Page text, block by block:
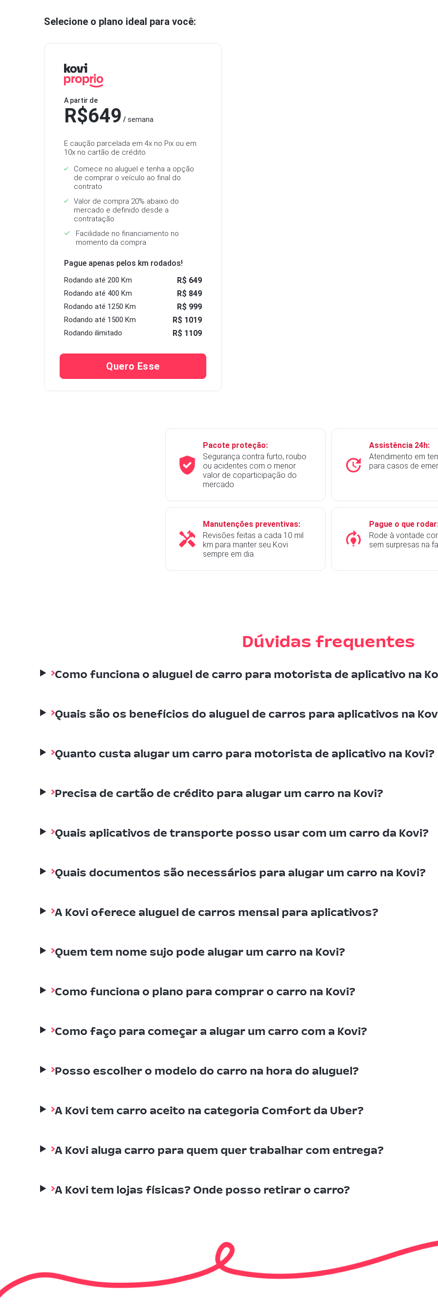
Selecione o plano ideal para você:
A partir de
R$649 semana
E caução parcelada em 4x no Pix ou em
10x no cartão de crédito
Comece no aluguel e tenha a opção
de comprar o veículo ao final do
contrato
Valor de compra 20% abaixo do
mercado e definido desde a
contratação
Facilidade no financiamento no
momento da compra
Pague apenas pelos km rodados!
Rodando até 200 Km R$ 649
Rodando até 400 Km R$ 849
Rodando até 1250 Km R$ 999
Rodando até 1500 Km R$ 1019
Rodando ilimitado R$ 1109
Quero Esse
Pacote proteção:
Segurança contra furto, roubo
ou acidentes com o menor
valor de coparticipação do
mercado
Assistência 24h:
Atendimento em
para casos de
Manutenções preventivas:
Revisões feitas a cada 10 mil
km para manter seu Kovi
sempre em dia.
Pague o que
Rode à vontade
sem surpresas na
Dúvidas frequentes
Como funciona o aluguel de carro para motorista de aplicativo na
Quais são os benefícios do aluguel de carros para aplicativos na
Quanto custa alugar um carro para motorista de aplicativo na Kovi?
Precisa de cartão de crédito para alugar um carro na Kovi?
Quais aplicativos de transporte posso usar com um carro da Kovi?
Quais documentos são necessários para alugar um carro na Kovi?
A Kovi oferece aluguel de carros mensal para aplicativos?
Quem tem nome sujo pode alugar um carro na Kovi?
Como funciona o plano para comprar o carro na Kovi?
Como faço para começar a alugar um carro com a Kovi?
Posso escolher o modelo do carro na hora do aluguel?
A Kovi tem carro aceito na categoria Comfort da Uber?
A Kovi aluga carro para quem quer trabalhar com entrega?
A Kovi tem lojas físicas? Onde posso retirar o carro?